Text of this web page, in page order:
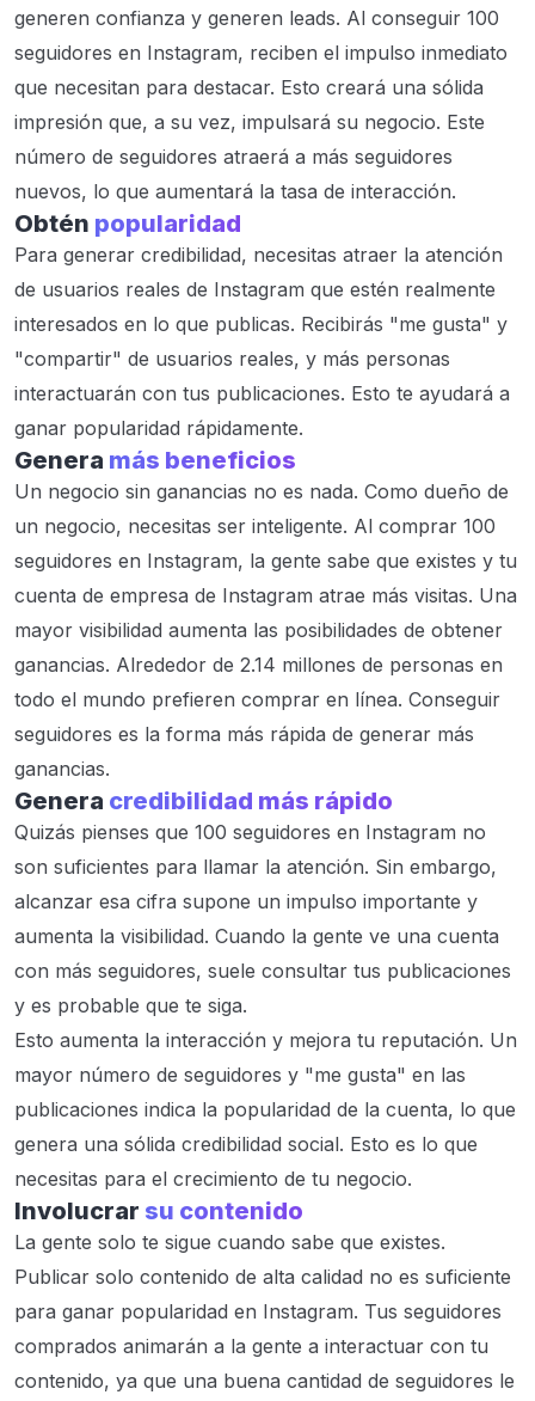
generen confianza y generen leads. Al conseguir 100
seguidores en Instagram, reciben el impulso inmediato
que necesitan para destacar. Esto creará una sólida
impresión que, a su vez, impulsará su negocio. Este
número de seguidores atraerá a más seguidores
nuevos, lo que aumentará la tasa de interacción.
Obtén popularidad
Para generar credibilidad, necesitas atraer la atención
de usuarios reales de Instagram que estén realmente
interesados ​​en lo que publicas. Recibirás "me gusta" y
"compartir" de usuarios reales, y más personas
interactuarán con tus publicaciones. Esto te ayudará a
ganar popularidad rápidamente.
Genera más beneficios
Un negocio sin ganancias no es nada. Como dueño de
un negocio, necesitas ser inteligente. Al comprar 100
seguidores en Instagram, la gente sabe que existes y tu
cuenta de empresa de Instagram atrae más visitas. Una
mayor visibilidad aumenta las posibilidades de obtener
ganancias. Alrededor de 2.14 millones de personas en
todo el mundo prefieren comprar en línea. Conseguir
seguidores es la forma más rápida de generar más
ganancias.
Genera credibilidad más rápido
Quizás pienses que 100 seguidores en Instagram no
son suficientes para llamar la atención. Sin embargo,
alcanzar esa cifra supone un impulso importante y
aumenta la visibilidad. Cuando la gente ve una cuenta
con más seguidores, suele consultar tus publicaciones
y es probable que te siga.
Esto aumenta la interacción y mejora tu reputación. Un
mayor número de seguidores y "me gusta" en las
publicaciones indica la popularidad de la cuenta, lo que
genera una sólida credibilidad social. Esto es lo que
necesitas para el crecimiento de tu negocio.
Involucrar su contenido
La gente solo te sigue cuando sabe que existes.
Publicar solo contenido de alta calidad no es suficiente
para ganar popularidad en Instagram. Tus seguidores
comprados animarán a la gente a interactuar con tu
contenido, ya que una buena cantidad de seguidores le